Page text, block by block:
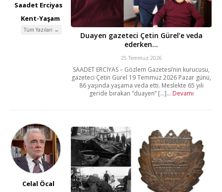
Saadet Erciyas
Kent-Yaşam
Tüm Yazıları →
Duayen gazeteci Çetin Gürel’e veda
ederken…
25 Temmuz 2026
SAADET ERCİYAS – Gözlem Gazetesi’nin kurucusu,
gazeteci Çetin Gürel 19 Temmuz 2026 Pazar günü,
86 yaşında yaşama veda etti. Meslekte 65 yılı
geride bırakan “duayen” [...]... Devamı
Celal Öcal